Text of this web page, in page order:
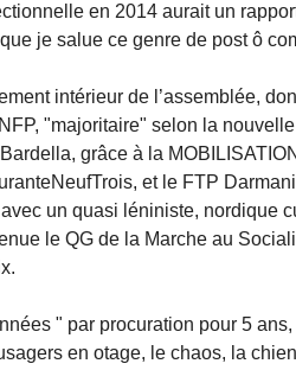
en 2014 aurait un
je salue ce genre de post ô
intérieur de l’assemblée,
"majoritaire" selon la
grâce à la
et le FTP
un quasi léniniste, nordique
le QG de la Marche au
" par procuration pour 5
en otage, le chaos, la